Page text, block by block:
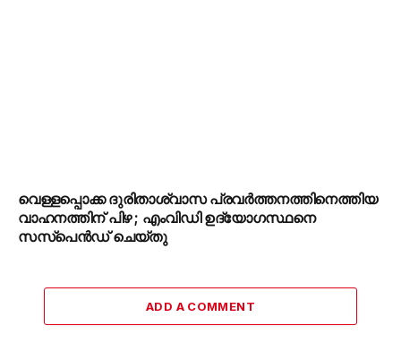
വെള്ളപ്പൊക്ക ദുരിതാശ്വാസ പ്രവർത്തനത്തിനെത്തിയ
വാഹനത്തിന് പിഴ ; എംവിഡി ഉദ്യോഗസ്ഥനെ
സസ്‌പെൻഡ് ചെയ്തു
ADD A COMMENT